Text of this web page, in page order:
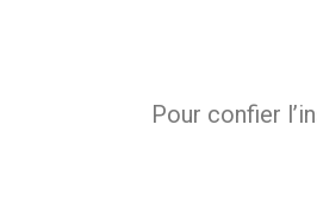
Pour confier